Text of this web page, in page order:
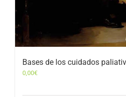
Bases de los cuidados
0,00€